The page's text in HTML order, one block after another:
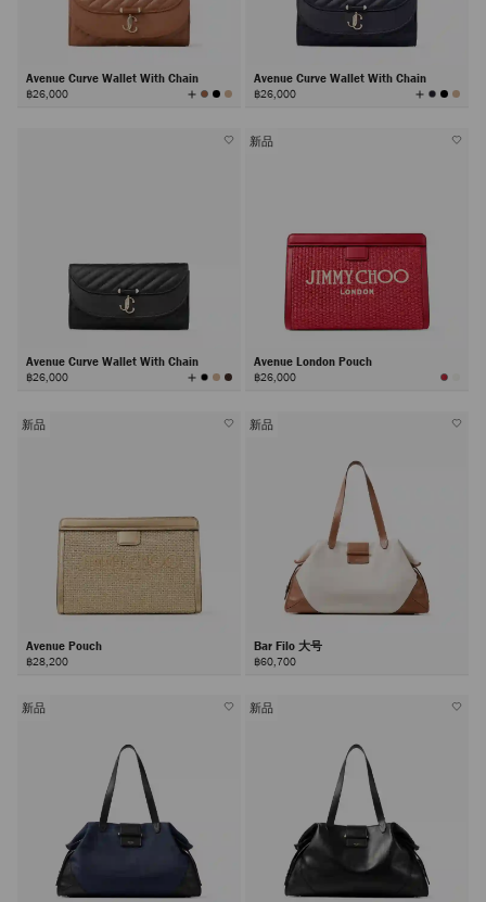
Avenue Curve Wallet With Chain
฿26,000 查
看
Avenue Curve Wallet With Chain
฿26,000 查
看
Avenue Curve Wallet With Chain
฿26,000 查
看
新品
Avenue London Pouch
฿26,000
新品
Avenue Pouch
฿28,200
新品
Bar Filo 大号
฿60,700
新品 新品